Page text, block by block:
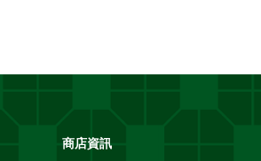
商店資訊